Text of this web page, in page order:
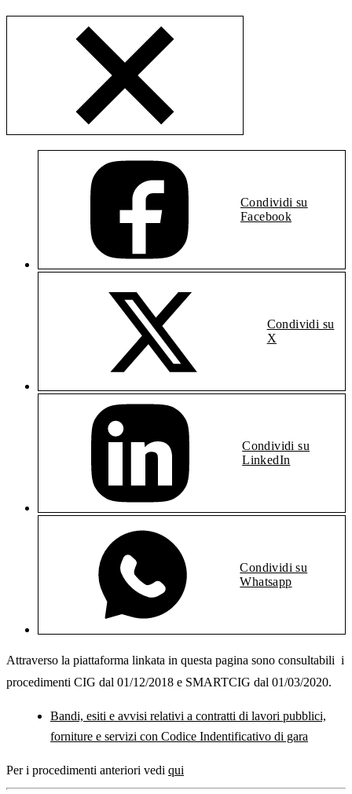
Condividi su
Facebook
Condividi su
X
Condividi su
LinkedIn
Condividi su
Whatsapp
Attraverso la piattaforma linkata in questa pagina sono consultabili i
procedimenti CIG dal 01/12/2018 e SMARTCIG dal 01/03/2020.
Bandi, esiti e avvisi relativi a contratti di lavori pubblici,
forniture e servizi con Codice Indentificativo di gara
Per i procedimenti anteriori vedi qui